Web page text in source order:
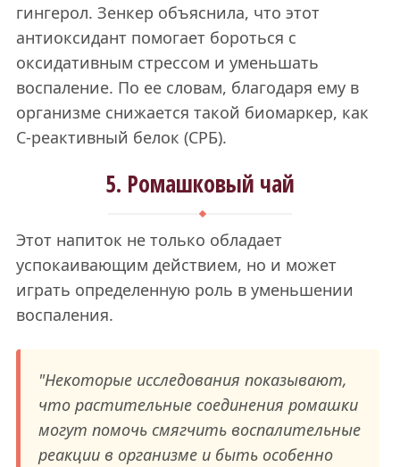
гингерол. Зенкер объяснила, что этот
антиоксидант помогает бороться с
оксидативным стрессом и уменьшать
воспаление. По ее словам, благодаря ему в
организме снижается такой биомаркер, как
С-реактивный белок (СРБ).
5. Ромашковый чай
Этот напиток не только обладает
успокаивающим действием, но и может
играть определенную роль в уменьшении
воспаления.
"Некоторые исследования показывают,
что растительные соединения ромашки
могут помочь смягчить воспалительные
реакции в организме и быть особенно